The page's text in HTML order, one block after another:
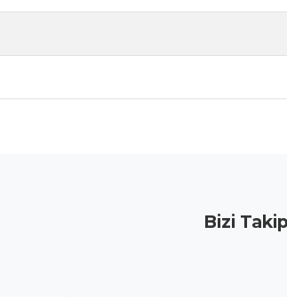
Bizi